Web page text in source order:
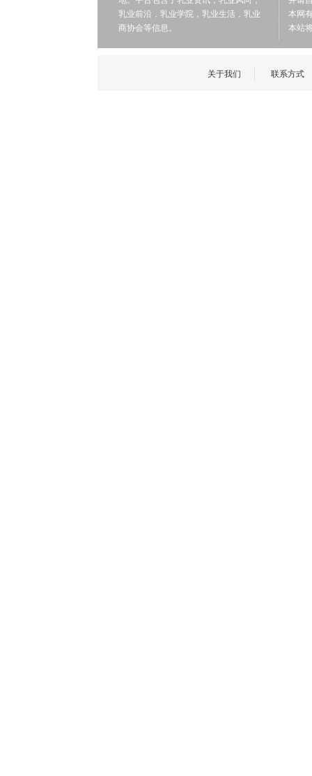
乳业前沿，乳业学院，乳业生活，乳业
商协会等信息。
本网
本站
关于我们 联系方式